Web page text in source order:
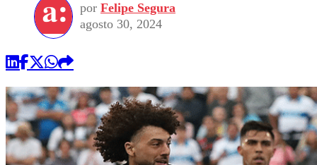
por Felipe Segura
agosto 30, 2024